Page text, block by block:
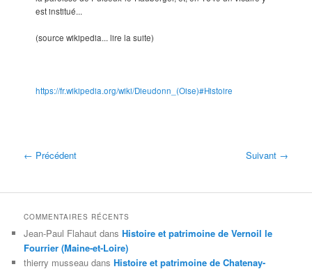
est institué...
(source wikipedia... lire la suite)
https://fr.wikipedia.org/wiki/Dieudonn_(Oise)#Histoire
← Précédent Suivant →
COMMENTAIRES RÉCENTS
Jean-Paul Flahaut dansHistoire et patrimoine de Vernoil le
Fourrier (Maine-et-Loire)
thierry musseau dansHistoire et patrimoine de Chatenay-